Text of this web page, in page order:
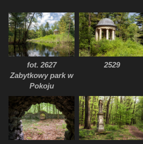
fot. 2627
Zabytkowy park w
Pokoju
2529